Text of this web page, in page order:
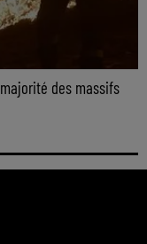
des massifs